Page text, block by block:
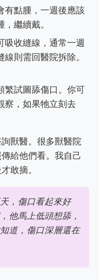
有點腫，一週後應該
繼續戴。
吸收縫線，通常一週
則需回醫院拆除。
繁試圖舔傷口。你可
察，如果牠立刻去
獸醫。很多獸醫院
給他們看。我自己
敢摘。
，傷口看起來好
他馬上低頭想舔，
道，傷口深層還在